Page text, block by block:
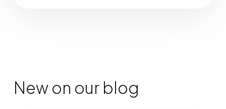
New on our blog